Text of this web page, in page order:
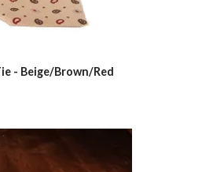
- Beige/Brown/Red